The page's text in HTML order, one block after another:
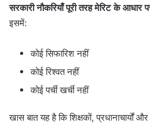
सरकारी नौकरियाँ पूरी तरह मेरिट के आधार
इसमें:
कोई सिफारिश नहीं
कोई रिश्वत नहीं
कोई पर्ची खर्ची नहीं
खास बात यह है कि शिक्षकों, प्रधानाचार्यों और